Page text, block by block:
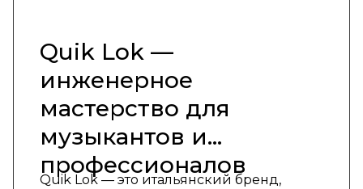
Quik Lok —
инженерное
мастерство для
музыкантов и
профессионалов
Quik Lok — это итальянский бренд,